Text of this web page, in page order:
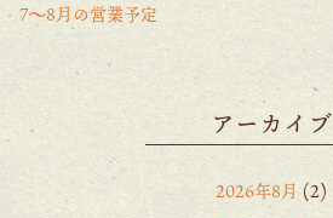
7〜8月の営業予定
アーカイブ
2026年8月 (2)